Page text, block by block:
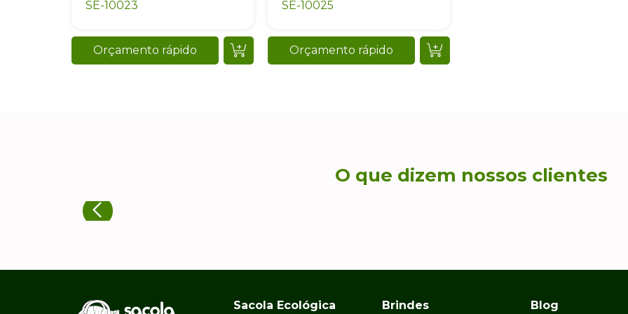
SE-10023
Orçamento rápido
SE-10025
Orçamento rápido
O que dizem nossos clientes
Sacola Ecológica Brindes Blog